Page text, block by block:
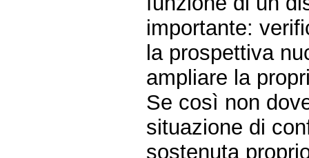
importante:
la prospettiva
ampliare la
Se così non
situazione di
sostenuta